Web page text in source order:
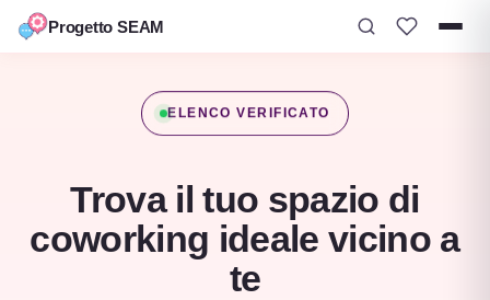
Progetto SEAM
ELENCO VERIFICATO
Trova il tuo spazio di
coworking ideale vicino a
te